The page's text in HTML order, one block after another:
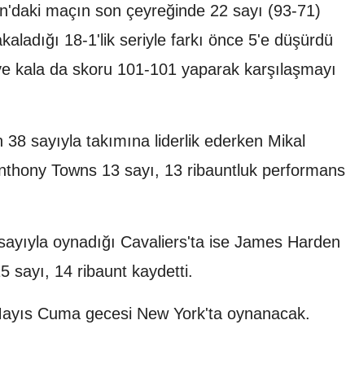
maçın son çeyreğinde 22 sayı (93-71)
18-1'lik seriyle farkı önce 5'e düşürdü
kala da skoru 101-101 yaparak karşılaşmayı
sayıyla takımına liderlik ederken Mikal
Towns 13 sayı, 13 ribauntluk performans
oynadığı Cavaliers'ta ise James Harden
sayı, 14 ribaunt kaydetti.
Cuma gecesi New York'ta oynanacak.